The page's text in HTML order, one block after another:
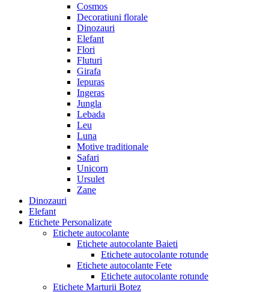
Cosmos
Decoratiuni florale
Dinozauri
Elefant
Flori
Fluturi
Girafa
Iepuras
Ingeras
Jungla
Lebada
Leu
Luna
Motive traditionale
Safari
Unicorn
Ursulet
Zane
Dinozauri
Elefant
Etichete Personalizate
Etichete autocolante
Etichete autocolante Baieti
Etichete autocolante rotunde
Etichete autocolante Fete
Etichete autocolante rotunde
Etichete Marturii Botez